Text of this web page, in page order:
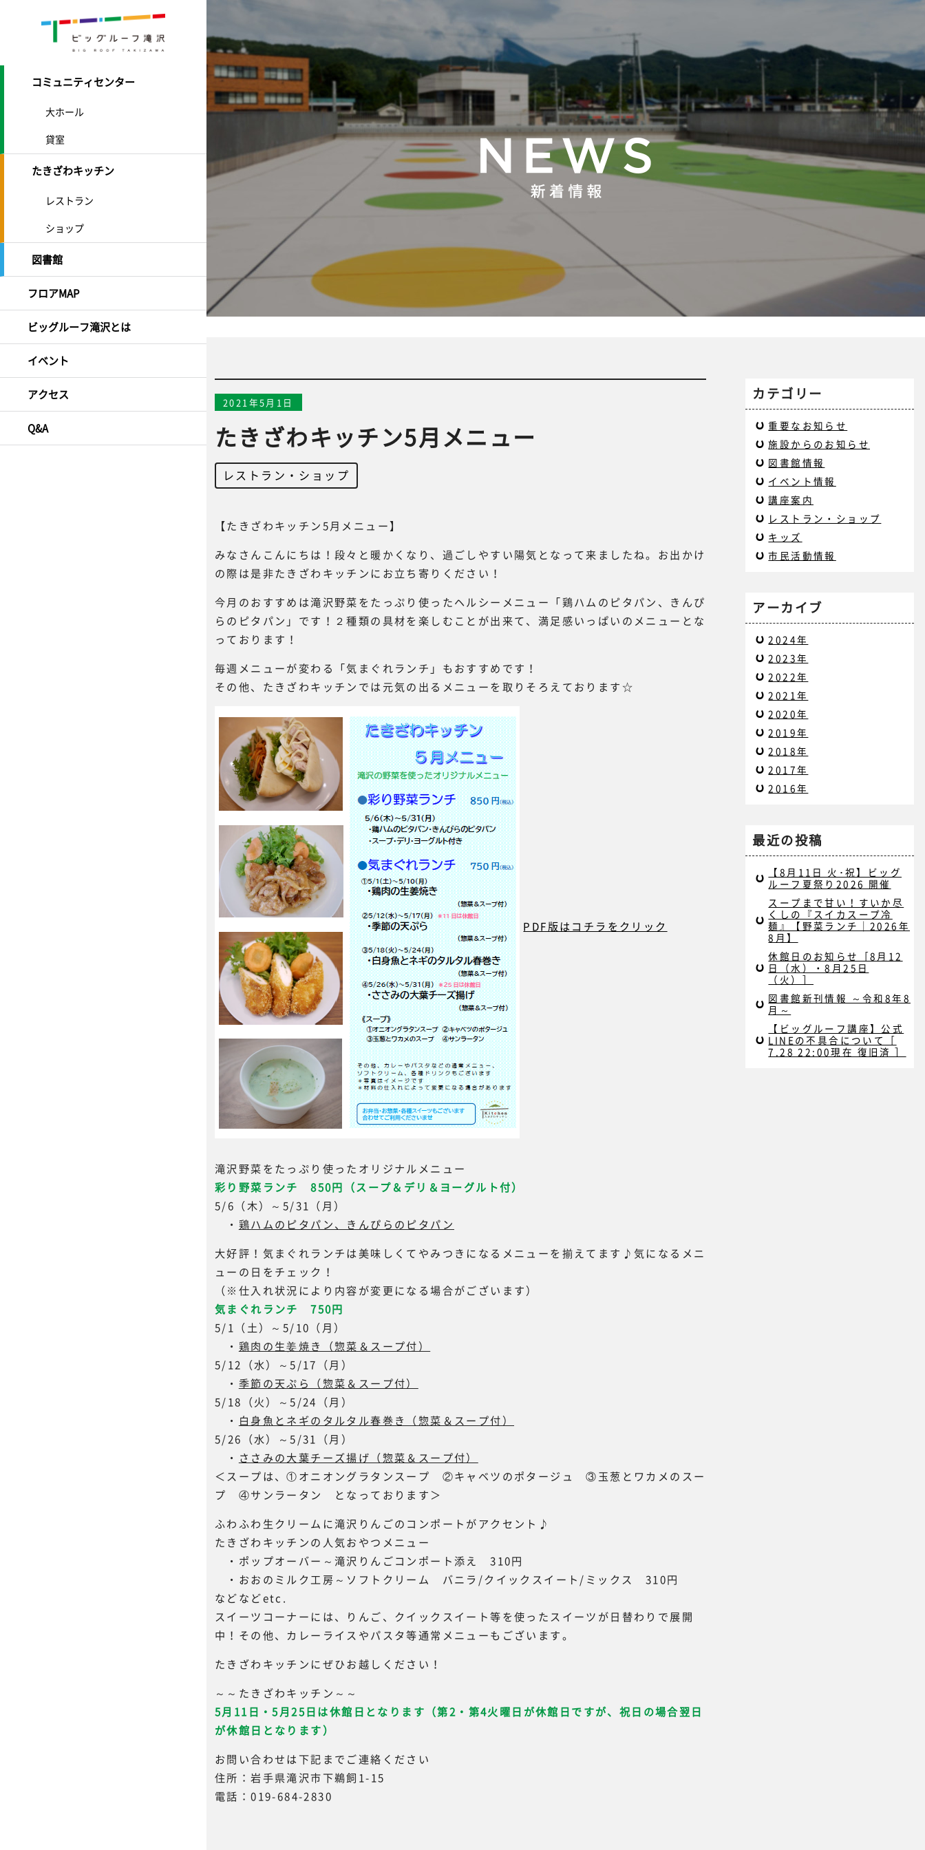
コミュニティセンター
大ホール
貸室
たきざわキッチン
レストラン
ショップ
図書館
フロアMAP
ビッグルーフ滝沢とは
イベント
アクセス
Q&A
2021年5月1日
たきざわキッチン5月メニュー
レストラン・ショップ
【たきざわキッチン5月メニュー】
みなさんこんにちは！段々と暖かくなり、過ごしやすい陽気となって来ましたね。お出かけ
の際は是非たきざわキッチンにお立ち寄りください！
今月のおすすめは滝沢野菜をたっぷり使ったヘルシーメニュー「鶏ハムのピタパン、きんぴ
らのピタパン」です！２種類の具材を楽しむことが出来て、満足感いっぱいのメニューとな
っております！
毎週メニューが変わる「気まぐれランチ」もおすすめです！
その他、たきざわキッチンでは元気の出るメニューを取りそろえております☆
PDF版はコチラをクリック
滝沢野菜をたっぷり使ったオリジナルメニュー
彩り野菜ランチ 850円（スープ＆デリ＆ヨーグルト付）
5/6（木）～5/31（月）
・ 鶏ハムのピタパン、きんぴらのピタパン
大好評！気まぐれランチは美味しくてやみつきになるメニューを揃えてます♪気になるメニ
ューの日をチェック！
（※仕入れ状況により内容が変更になる場合がございます）
気まぐれランチ 750円
5/1（土）～5/10（月）
・ 鶏肉の生姜焼き（惣菜＆スープ付）
5/12（水）～5/17（月）
・ 季節の天ぷら（惣菜＆スープ付）
5/18（火）～5/24（月）
・ 白身魚とネギのタルタル春巻き（惣菜＆スープ付）
5/26（水）～5/31（月）
・ ささみの大葉チーズ揚げ（惣菜＆スープ付）
＜スープは、①オニオングラタンスープ ②キャベツのポタージュ ③玉葱とワカメのスー
プ ④サンラータン となっております＞
ふわふわ生クリームに滝沢りんごのコンポートがアクセント♪
たきざわキッチンの人気おやつメニュー
・ポップオーバー～滝沢りんごコンポート添え 310円
・おおのミルク工房～ソフトクリーム バニラ/クイックスイート/ミックス 310円
などなどetc.
スイーツコーナーには、りんご、クイックスイート等を使ったスイーツが日替わりで展開
中！その他、カレーライスやパスタ等通常メニューもございます。
たきざわキッチンにぜひお越しください！
～～たきざわキッチン～～
5月11日・5月25日は休館日となります（第2・第4火曜日が休館日ですが、祝日の場合翌日
が休館日となります）
お問い合わせは下記までご連絡ください
住所：岩手県滝沢市下鵜飼1-15
電話：019-684-2830
カテゴリー
重要なお知らせ
施設からのお知らせ
図書館情報
イベント情報
講座案内
レストラン・ショップ
キッズ
市民活動情報
アーカイブ
2024年
2023年
2022年
2021年
2020年
2019年
2018年
2017年
2016年
最近の投稿
【8月11日 火･祝】ビッグ
ルーフ夏祭り2026 開催
スープまで甘い！すいか尽
くしの『スイカスープ冷
麺』【野菜ランチ｜2026年
8月】
休館日のお知らせ［8月12
日（水）・8月25日
（火）］
図書館新刊情報 ～令和8年8
月～
【ビッグルーフ講座】公式
LINEの不具合について［
7.28 22:00現在 復旧済 ］